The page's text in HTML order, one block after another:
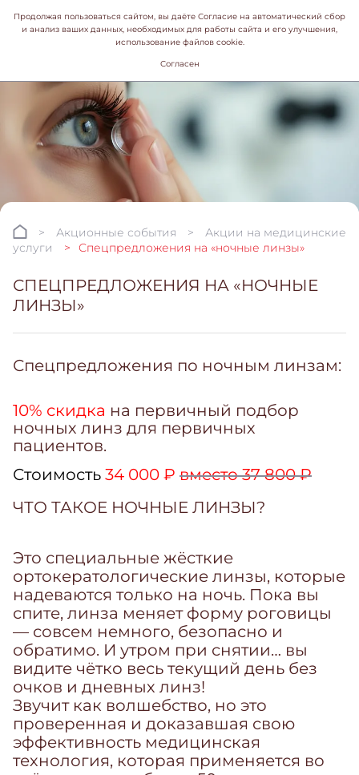
Акционные события
Акции на медицинские
услуги
Спецпредложения на «ночные линзы»
СПЕЦПРЕДЛОЖЕНИЯ НА «НОЧНЫЕ
ЛИНЗЫ»
Спецпредложения по ночным линзам:
10% скидка на первичный подбор
ночных линз для первичных
пациентов.
Стоимость 34 000 ₽ вместо 37 800 ₽
ЧТО ТАКОЕ НОЧНЫЕ ЛИНЗЫ?
Это специальные жёсткие
ортокератологические линзы, которые
надеваются только на ночь. Пока вы
спите, линза меняет форму роговицы
— совсем немного, безопасно и
обратимо. И утром при снятии… вы
видите чётко весь текущий день без
очков и дневных линз!
Звучит как волшебство, но это
проверенная и доказавшая свою
эффективность медицинская
технология, которая применяется во
Продолжая пользоваться сайтом, вы даёте Согласие на автоматический сбор
и анализ ваших данных, необходимых для работы сайта и его улучшения,
использование файлов cookie.
Согласен